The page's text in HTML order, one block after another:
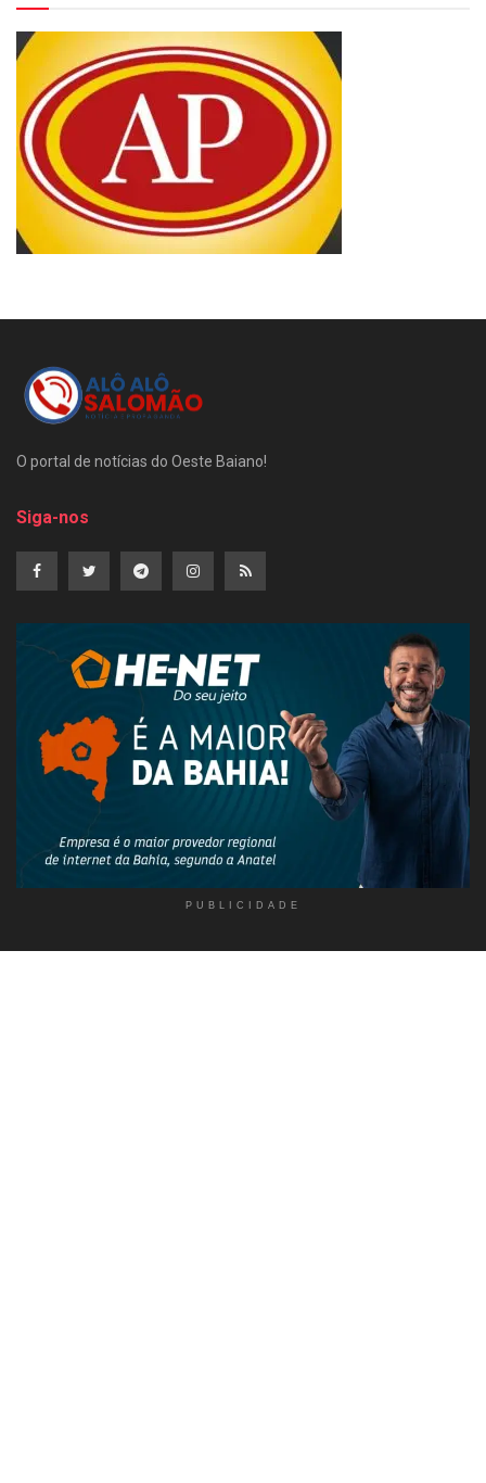
O portal de notícias do Oeste Baiano!
Siga-nos
PUBLICIDADE